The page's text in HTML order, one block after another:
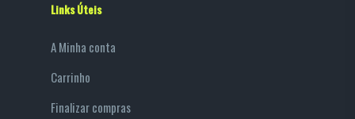
Links Úteis
A Minha conta
Carrinho
Finalizar compras